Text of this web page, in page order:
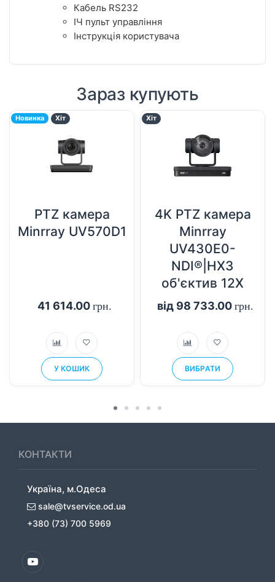
Кабель RS232
ІЧ пульт управління
Інструкція користувача
Зараз купують
Новинка Хіт
PTZ камера
Minrray UV570D1
41 614.00 грн.
У КОШИК
Хіт
4K PTZ камера
Minrray
UV430E0-
NDI®|HX3
об'єктив 12X
від 98 733.00 грн.
ВИБРАТИ
КОНТАКТИ
Україна, м.Одеса
sale@tvservice.od.ua
+380 (73) 700 5969